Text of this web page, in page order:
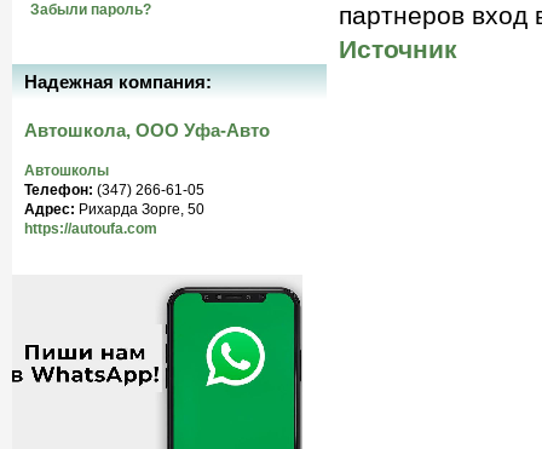
партнеров вход
Источник
Забыли пароль?
Надежная компания:
Автошкола, ООО Уфа-Авто
Автошколы
Телефон: (347) 266-61-05
Адрес: Рихарда Зорге, 50
https://autoufa.com